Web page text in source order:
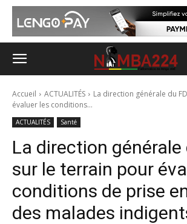
Accueil ACTUALITÉS
La direction générale du
évaluer les conditions...
ACTUALITÉS Santé
La direction générale
sur le terrain pour
conditions de prise
des malades